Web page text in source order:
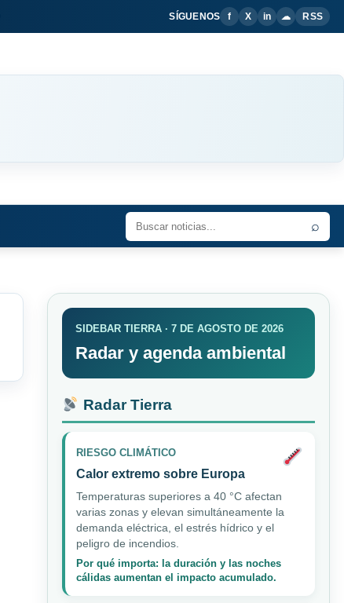
SÍGUENOS f X in ☁ RSS
⌕
SIDEBAR TIERRA · 7 DE AGOSTO DE 2026
Radar y agenda ambiental
Radar Tierra
RIESGO CLIMÁTICO
Calor extremo sobre Europa
Temperaturas superiores a 40 °C afectan
varias zonas y elevan simultáneamente la
demanda eléctrica, el estrés hídrico y el
peligro de incendios.
Por qué importa: la duración y las noches
cálidas aumentan el impacto acumulado.